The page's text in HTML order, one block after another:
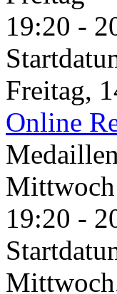
19:20 -
Freitag,
Online
Mittwoch
19:20 -